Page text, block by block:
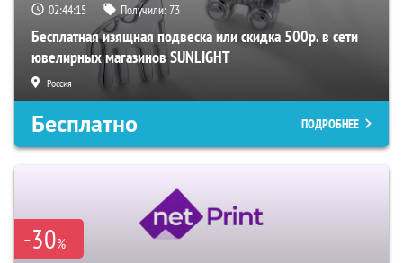
02:44:14 Получили:73
Бесплатная изящная подвеска или скидка 500р. в сети
ювелирных магазинов SUNLIGHT
Россия
Бесплатно ПОДРОБНЕЕ
-30%